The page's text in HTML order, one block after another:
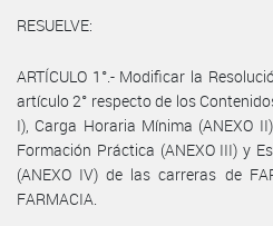
RESUELVE:
ARTÍCULO 1°.- Modificar la
artículo 2° respecto de los
I), Carga Horaria Mínima (ANEXO
Formación Práctica (ANEXO III) y
(ANEXO IV) de las carreras de
FARMACIA.